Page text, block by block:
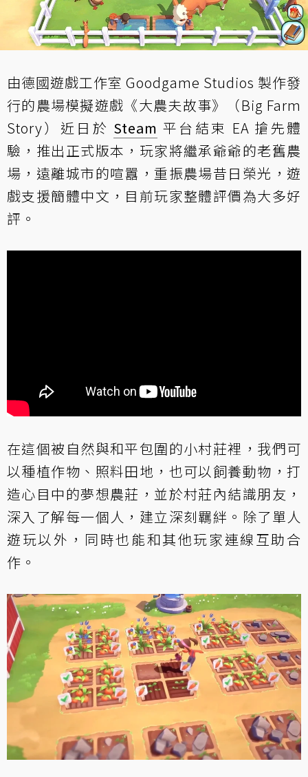
由德國遊戲工作室 Goodgame Studios 製作發
行的農場模擬遊戲《大農夫故事》（Big Farm
Story）近日於 Steam 平台結束 EA 搶先體
驗，推出正式版本，玩家將繼承爺爺的老舊農
場，遠離城市的喧囂，重振農場昔日榮光，遊
戲支援簡體中文，目前玩家整體評價為大多好
評。
在這個被自然與和平包圍的小村莊裡，我們可
以種植作物、照料田地，也可以飼養動物，打
造心目中的夢想農莊，並於村莊內結識朋友，
深入了解每一個人，建立深刻羈絆。除了單人
遊玩以外，同時也能和其他玩家連線互助合
作。